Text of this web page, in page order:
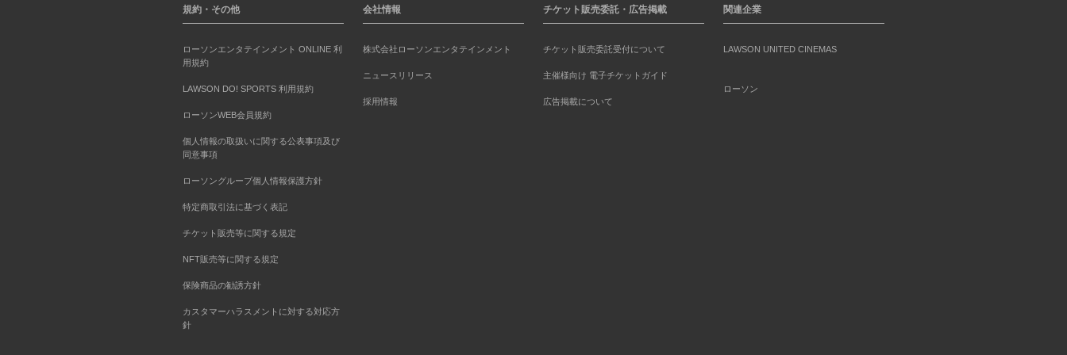
規約・その他
ローソンエンタテインメント ONLINE 利
用規約
LAWSON DO! SPORTS 利用規約
ローソンWEB会員規約
個人情報の取扱いに関する公表事項及び
同意事項
ローソングループ個人情報保護方針
特定商取引法に基づく表記
チケット販売等に関する規定
NFT販売等に関する規定
保険商品の勧誘方針
カスタマーハラスメントに対する対応方
針
会社情報
株式会社ローソンエンタテインメント
ニュースリリース
採用情報
チケット販売委託・広告掲載
チケット販売委託受付について
主催様向け 電子チケットガイド
広告掲載について
関連企業
LAWSON UNITED CINEMAS
ローソン